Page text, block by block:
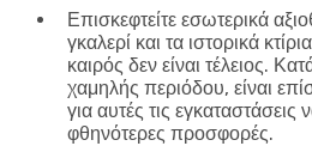
Επισκεφτείτε εσωτερικά
γκαλερί και τα ιστορικά
καιρός δεν είναι τέλειος.
χαμηλής περιόδου, είναι
για αυτές τις
φθηνότερες προσφορές.